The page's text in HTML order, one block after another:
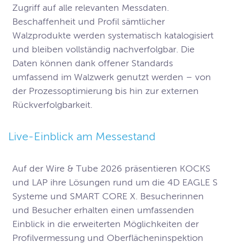
Zugriff auf alle relevanten Messdaten.
Beschaffenheit und Profil sämtlicher
Walzprodukte werden systematisch katalogisiert
und bleiben vollständig nachverfolgbar. Die
Daten können dank offener Standards
umfassend im Walzwerk genutzt werden – von
der Prozessoptimierung bis hin zur externen
Rückverfolgbarkeit.
Live-Einblick am Messestand
Auf der Wire & Tube 2026 präsentieren KOCKS
und LAP ihre Lösungen rund um die 4D EAGLE S
Systeme und SMART CORE X. Besucherinnen
und Besucher erhalten einen umfassenden
Einblick in die erweiterten Möglichkeiten der
Profilvermessung und Oberflächeninspektion